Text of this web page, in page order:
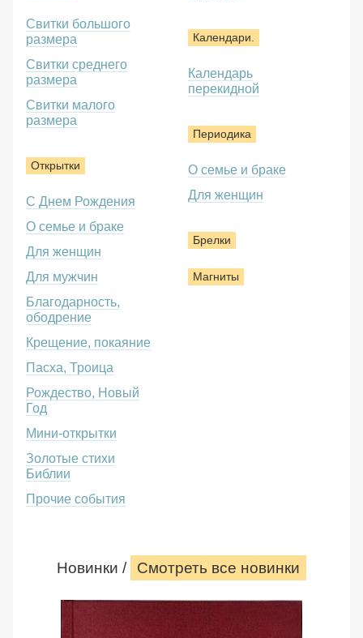
Свитки большого
размера
Свитки среднего
размера
Свитки малого
размера
Открытки
С Днем Рождения
О семье и браке
Для женщин
Для мужчин
Благодарность,
ободрение
Крещение, покаяние
Пасха, Троица
Рождество, Новый
Год
Мини-открытки
Золотые стихи
Библии
Прочие события
Календари.
Календарь
перекидной
Периодика
О семье и браке
Для женщин
Брелки
Магниты
Новинки / Смотреть все новинки